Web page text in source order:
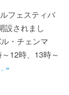
フェスティバ
設されまし
・チェンマ
12時、13時～
»